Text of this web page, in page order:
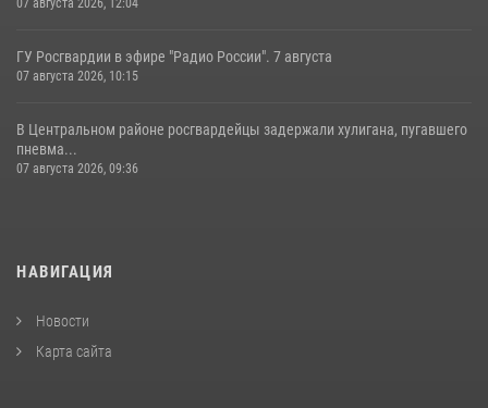
ГУ Росгвардии в эфире "Радио России". 7 августа
07 августа 2026, 10:15
В Центральном районе росгвардейцы задержали хулигана, пугавшего
пневма...
07 августа 2026, 09:36
НАВИГАЦИЯ
Новости
Карта сайта